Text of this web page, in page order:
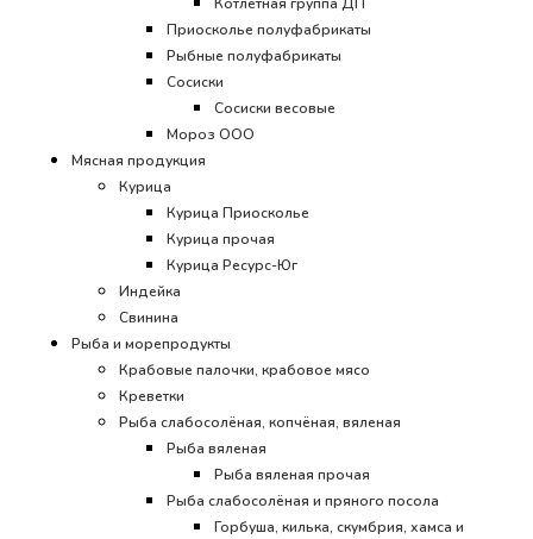
Котлетная группа ДП
Приосколье полуфабрикаты
Рыбные полуфабрикаты
Сосиски
Сосиски весовые
Мороз ООО
Мясная продукция
Курица
Курица Приосколье
Курица прочая
Курица Ресурс-Юг
Индейка
Свинина
Рыба и морепродукты
Крабовые палочки, крабовое мясо
Креветки
Рыба слабосолёная, копчёная, вяленая
Рыба вяленая
Рыба вяленая прочая
Рыба слабосолёная и пряного посола
Горбуша, килька, скумбрия, хамса и